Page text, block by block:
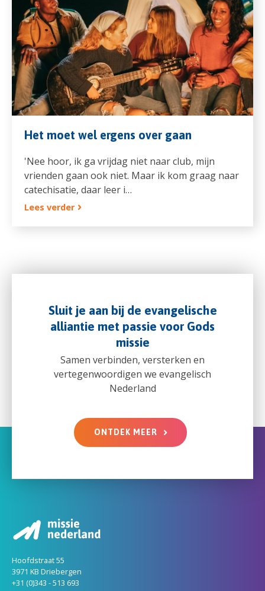
Het moet wel ergens over gaan
'Nee hoor, ik ga vrijdag niet naar club, mijn
vrienden gaan ook niet. Maar ik kom graag naar
catechisatie, daar leer i…
Lees verder
Sluit je aan bij de evangelische
alliantie met passie voor Gods
missie
Samen verbinden, versterken en
vertegenwoordigen we evangelisch
Nederland
ONTDEK MEER
Hoofdstraat 55
3971 KB Driebergen
+31 (0)343 - 513 693